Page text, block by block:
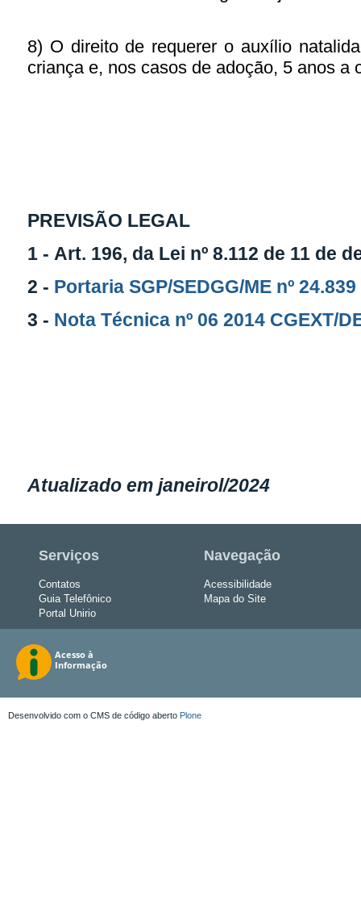
8) O direito de requerer o auxílio
criança e, nos casos de adoção, 5 anos a
PREVISÃO LEGAL
1 - Art. 196, da Lei nº 8.112 de 11 de
2 - Portaria SGP/SEDGG/ME nº
3 - Nota Técnica nº 06 2014 CGEXT/
Atualizado em janeirol/2024
Serviços
Contatos
Guia Telefônico
Portal Unirio
Navegação
Acessibilidade
Mapa do Site
Desenvolvido com o CMS de código aberto Plone